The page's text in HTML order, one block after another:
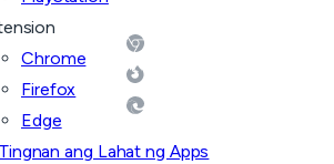
Chrome
Firefox
Edge
Tingnan ang Lahat ng Apps